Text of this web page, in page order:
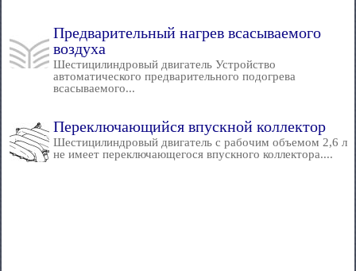
Предварительный нагрев всасываемого
воздуха
Шестицилиндровый двигатель Устройство
автоматического предварительного подогрева
всасываемого...
Переключающийся впускной коллектор
Шестицилиндровый двигатель с рабочим объемом 2,6 л
не имеет переключающегося впускного коллектора....